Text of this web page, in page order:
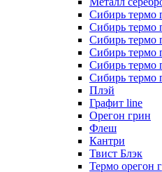
Сибирь термо
Сибирь термо
Сибирь термо
Сибирь термо
Сибирь термо
Сибирь термо
Плэй
Графит line
Орегон грин
Флеш
Кантри
Твист Блэк
Термо орегон